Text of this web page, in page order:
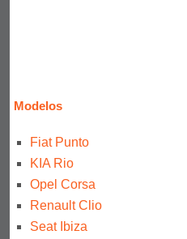
Modelos
Fiat Punto
KIA Rio
Opel Corsa
Renault Clio
Seat Ibiza